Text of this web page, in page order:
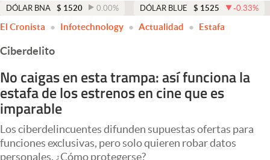
Economía y Política
Finanzas y Mercados
Mercados Online
Negocios
Columnistas
Apertura
CIO
Business
DÓLAR BNA $ 1520 0.00% DÓLAR BLUE $ 1525 -0.33%
El Cronista Infotechnology Actualidad Estafa
Ciberdelito
No caigas en esta trampa: así funciona la
estafa de los estrenos en cine que es
imparable
Los ciberdelincuentes difunden supuestas ofertas para
funciones exclusivas, pero solo quieren robar datos
personales. ¿Cómo protegerse?